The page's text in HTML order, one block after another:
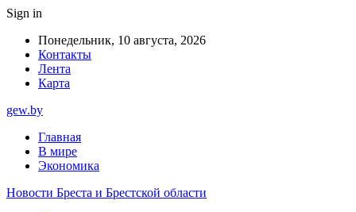
Sign in
Понедельник, 10 августа, 2026
Контакты
Лента
Карта
gew.by
Главная
В мире
Экономика
Новости Бреста и Брестской области